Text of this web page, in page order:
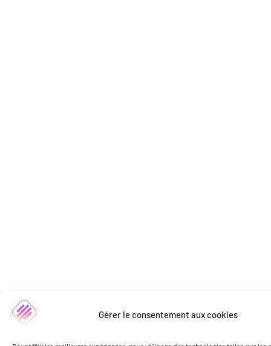
Gérer le consentement aux cookies